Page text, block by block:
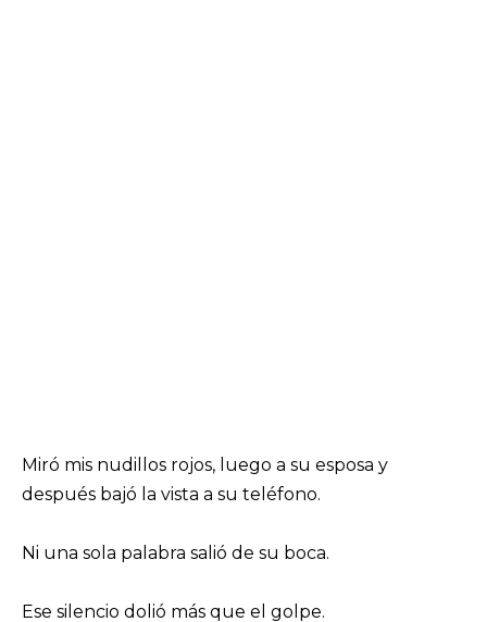
Miró mis nudillos rojos, luego a su esposa y
después bajó la vista a su teléfono.
Ni una sola palabra salió de su boca.
Ese silencio dolió más que el golpe.